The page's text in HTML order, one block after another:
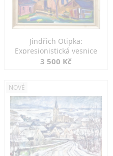
Jindřich Otipka:
Expresionistická vesnice
3 500 Kč
NOVÉ